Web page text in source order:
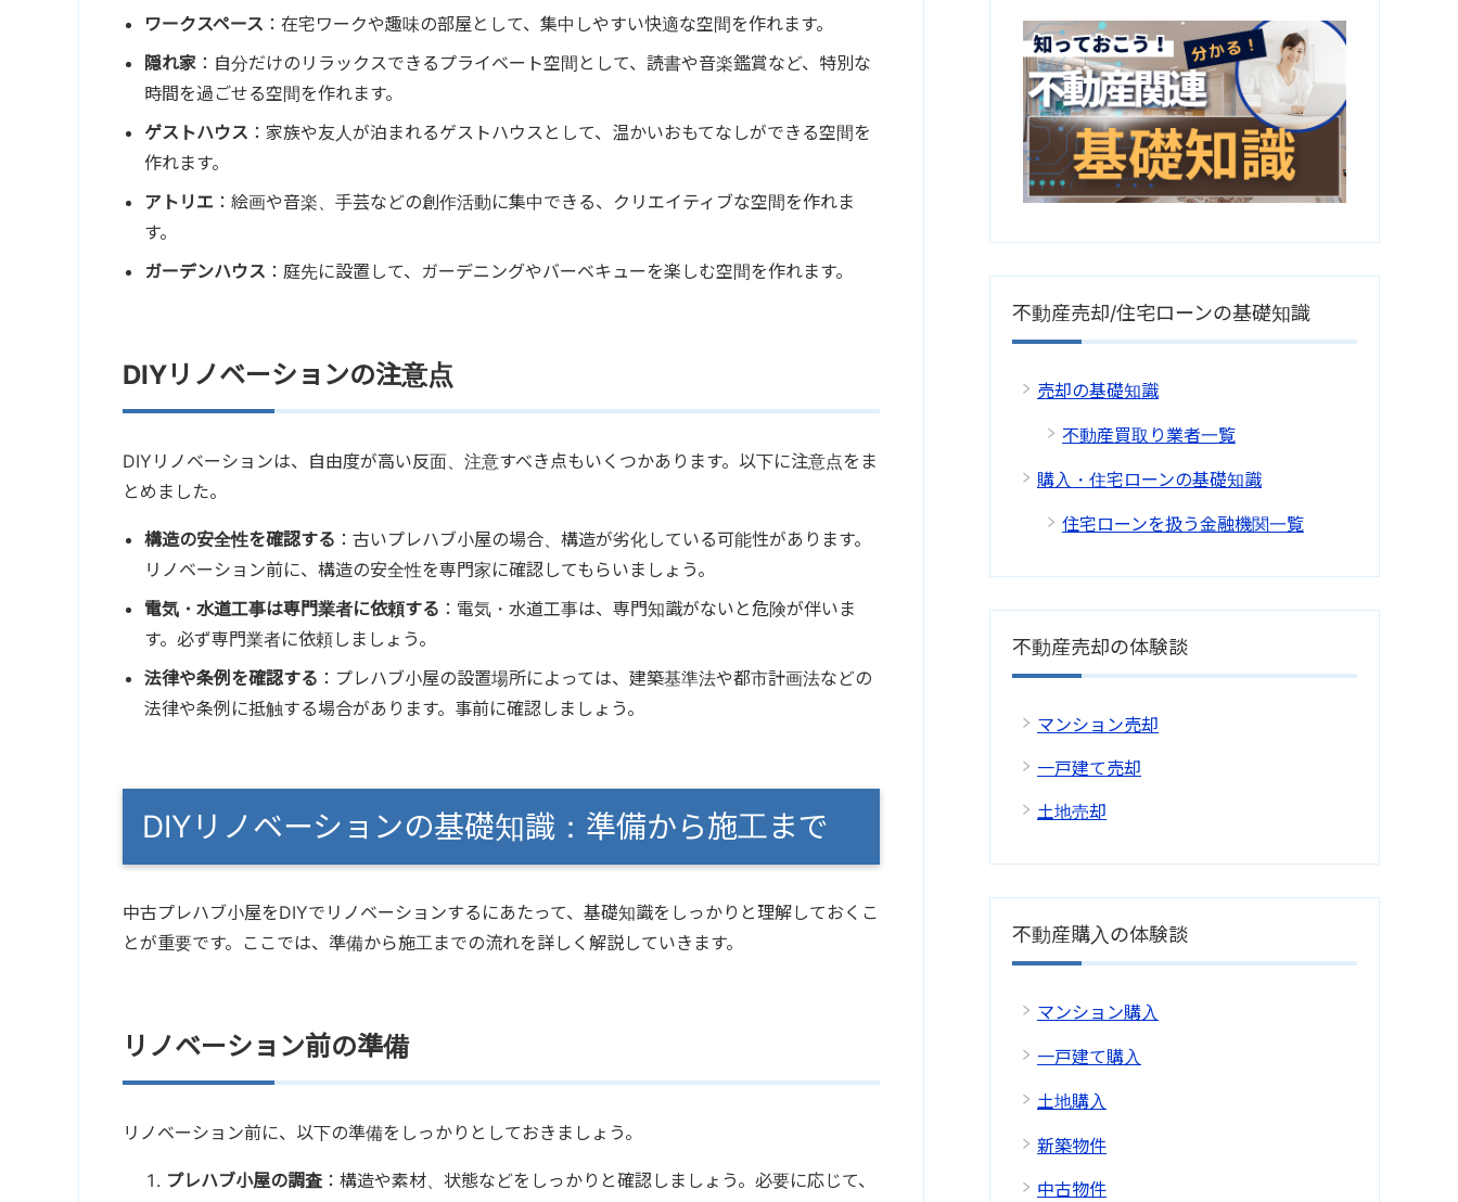
ワークスペース ：在宅ワークや趣味の部屋として、集中しやすい快適な空間を作れます。
隠れ家 ：自分だけのリラックスできるプライベート空間として、読書や音楽鑑賞など、特別な
時間を過ごせる空間を作れます。
ゲストハウス ：家族や友人が泊まれるゲストハウスとして、温かいおもてなしができる空間を
作れます。
アトリエ ：絵画や音楽、手芸などの創作活動に集中できる、クリエイティブな空間を作れま
す。
ガーデンハウス ：庭先に設置して、ガーデニングやバーベキューを楽しむ空間を作れます。
DIYリノベーションの注意点
DIYリノベーションは、自由度が高い反面、注意すべき点もいくつかあります。以下に注意点をま
とめました。
構造の安全性を確認する ：古いプレハブ小屋の場合、構造が劣化している可能性があります。
リノベーション前に、構造の安全性を専門家に確認してもらいましょう。
電気・水道工事は専門業者に依頼する ：電気・水道工事は、専門知識がないと危険が伴いま
す。必ず専門業者に依頼しましょう。
法律や条例を確認する ：プレハブ小屋の設置場所によっては、建築基準法や都市計画法などの
法律や条例に抵触する場合があります。事前に確認しましょう。
DIYリノベーションの基礎知識：準備から施工まで
中古プレハブ小屋をDIYでリノベーションするにあたって、基礎知識をしっかりと理解しておくこ
とが重要です。ここでは、準備から施工までの流れを詳しく解説していきます。
リノベーション前の準備
リノベーション前に、以下の準備をしっかりとしておきましょう。
プレハブ小屋の調査：構造や素材、状態などをしっかりと確認しましょう。必要に応じて、
不動産売却/住宅ローンの基礎知識
売却の基礎知識
不動産買取り業者一覧
購入・住宅ローンの基礎知識
住宅ローンを扱う金融機関一覧
不動産売却の体験談
マンション売却
一戸建て売却
土地売却
不動産購入の体験談
マンション購入
一戸建て購入
土地購入
新築物件
中古物件